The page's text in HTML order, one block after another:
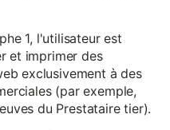
1, l'utilisateur est
et imprimer des
exclusivement à des
(par exemple,
du Prestataire tier).